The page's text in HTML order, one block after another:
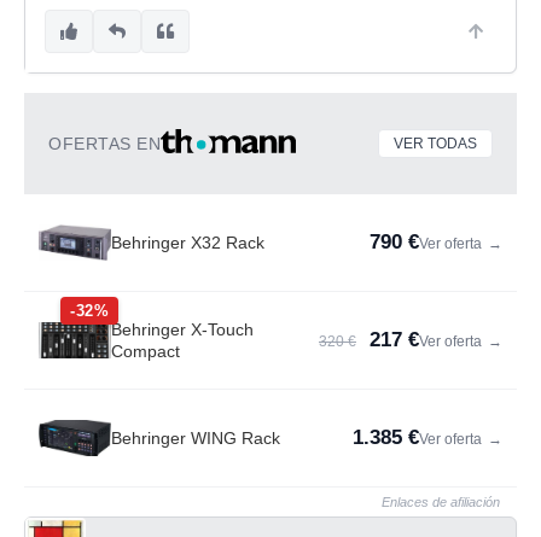
OFERTAS EN VER TODAS
Behringer X32 Rack 790 €Ver oferta →
-32%
Behringer X-Touch
Compact
320 € 217 €Ver oferta →
Behringer WING Rack 1.385 €Ver oferta →
Enlaces de afiliación